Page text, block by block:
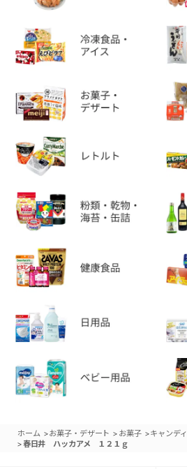
ホーム >お菓子・デザート > お菓子 >キャンディ
>春日井 ハッカアメ １２１ｇ